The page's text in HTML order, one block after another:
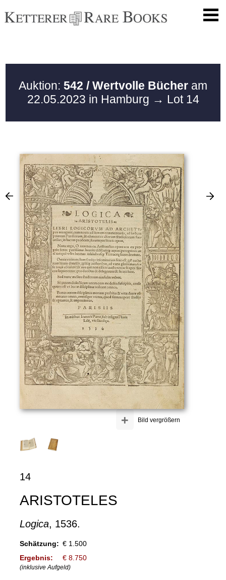
Auktion: 542 / Wertvolle Bücher am
22.05.2023 in Hamburg → Lot 14
Bild vergrößern
+
14
ARISTOTELES
Logica, 1536.
Schätzung: € 1.500
Ergebnis:
€ 8.750
(inklusive Aufgeld)